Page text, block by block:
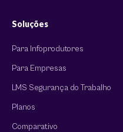
Soluções
Para Infoprodutores
Para Empresas
LMS Segurança do Trabalho
Planos
Comparativo